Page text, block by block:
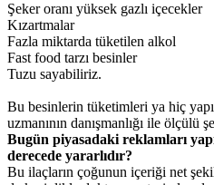
Şeker oranı yüksek gazlı içecekler
Kızartmalar
Fazla miktarda tüketilen alkol
Fast food tarzı besinler
Tuzu sayabiliriz.
Bu besinlerin tüketimleri ya hiç
uzmanının danışmanlığı ile ölçülü
Bugün piyasadaki reklamları
derecede yararlıdır?
Bu ilaçların çoğunun içeriği net